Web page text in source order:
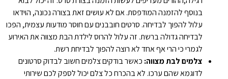
בנוסף להזמנה המודפסת. אם לא עושים זאת בצורה נכונה, הוידאו
עלול להפוך לבדיחה. סרטים חובבנים עם חוסר מודעות עצמית, הפכו
לבדיחה גדולה ברשת. זה עלול להרוס לילדת הבת מצווה את האירוע
לגמרי כי הרי אף אחד לא רוצה להפוך לבדיחת רשת.
צלמים לבת מצווה: כאשר בודקים צלמים חשוב לבדוק סרטונים
לדוגמא שהם ערכו. לא בהכרח כל צלם יכול לספק לכם שירותי